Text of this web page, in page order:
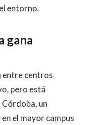
entorno.
gana
entre centros
pero está
un
el mayor campus